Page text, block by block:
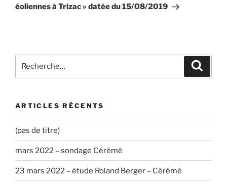
éoliennes à Trizac » datée du 15/08/2019
pour
ARTICLES RÉCENTS
(pas de titre)
mars 2022 – sondage Cérémé
23 mars 2022 – étude Roland Berger – Cérémé